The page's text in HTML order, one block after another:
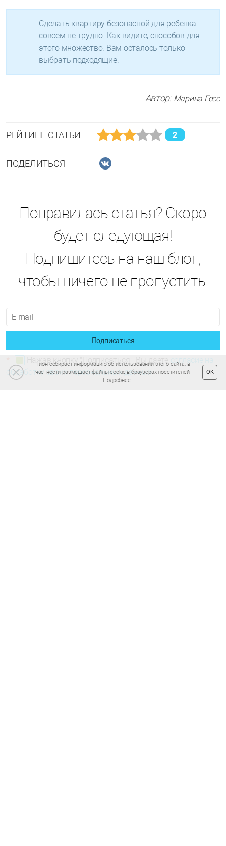
Сделать квартиру безопасной для ребенка
совсем не трудно. Как видите, способов для
этого множество. Вам осталось только
выбрать подходящие.
Автор: Марина Гесс
РЕЙТИНГ СТАТЬИ 2
ПОДЕЛИТЬСЯ
Понравилась статья? Скоро
будет следующая!
Подпишитесь на наш блог,
чтобы ничего не пропустить:
Подписаться
Нажав кнопку "Подписаться", Вы даете
согласие на
обработку своих персональных данных
Тион собирает информацию об использовании этого сайта, в
частности размещает файлы cookie в браузерах посетителей.
Подробнее
OK